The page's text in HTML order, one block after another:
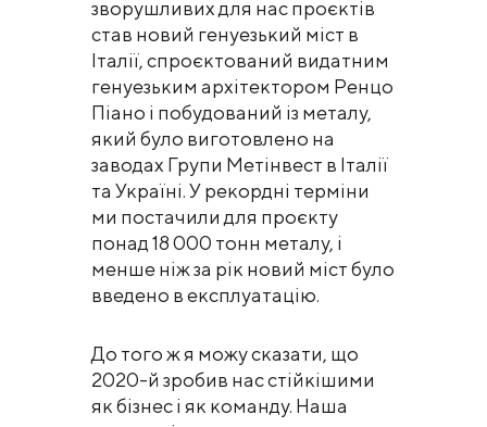
зворушливих для нас проєктів
став новий генуезький міст в
Італії, спроєктований видатним
генуезьким архітектором Ренцо
Піано і побудований із металу,
який було виготовлено на
заводах Групи Метінвест в Італії
та Україні. У рекордні терміни
ми постачили для проєкту
понад 18 000 тонн металу, і
менше ніж за рік новий міст було
введено в експлуатацію.
До того ж я можу сказати, що
2020-й зробив нас стійкішими
як бізнес і як команду. Наша